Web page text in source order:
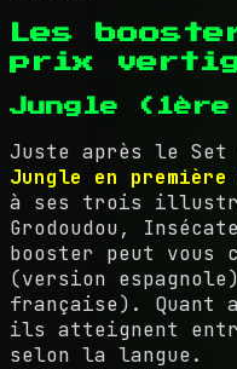
Les
prix
Jungle
Juste après le
Jungle en
à ses trois
Grodoudou,
booster peut vous
(version
française). Quant
ils atteignent
selon la langue.